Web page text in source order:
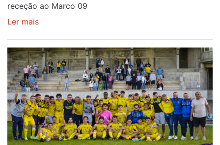
receção ao Marco 09
Ler mais
LORDELO
PARA
SOMAR
OS
TRÊS
PONTOS”,
AFIRMA
ABÍLIO